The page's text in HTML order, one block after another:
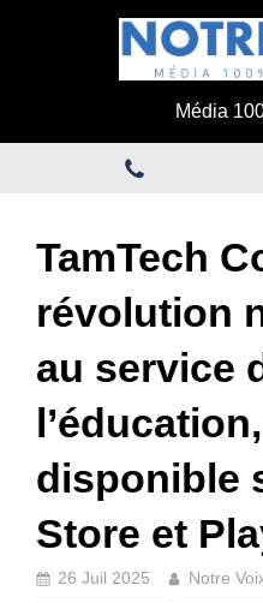
Média
TamTech
révolution
au service
disponible
Store et
26 Juil 2025 Notre